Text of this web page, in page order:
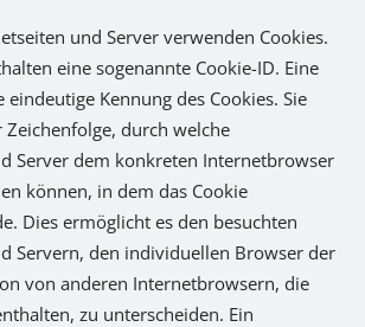
und Server verwenden Cookies.
eine sogenannte Cookie-ID. Eine
eindeutige Kennung des Cookies. Sie
Zeichenfolge, durch welche
Server dem konkreten Internetbrowser
können, in dem das Cookie
Dies ermöglicht es den besuchten
Servern, den individuellen Browser der
von anderen Internetbrowsern, die
zu unterscheiden. Ein